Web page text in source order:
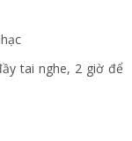
tai nghe, 2 giờ để